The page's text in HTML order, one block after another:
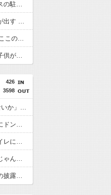
【修羅場】弟を車で迎えに行くときにファミレスの駐車場から飛び出してきた男性を轢いてしまった 轢かれた男は傷だらけで血まみれなのに凄い大声て喚いて暴れまくり…
旦那は零細自営二代目で給料は社長であるウトが出す 結婚3年目位から私への給与支払いが遅れたり減額が増えた その割にウトメは娯楽に興じたりして腹が立ってた → 衝撃の事実が発覚…
彼氏「俺は○×スーパーではＶＩＰ客なんだ」「ここのレストランは俺はお得意様なんだ」私（普通そんなこと言わないよなぁ・・・何の意図が？）彼氏と同棲を始めて衝撃の事実が発覚！
公園でママ友と世間話中。私（あっ！ママ友の子供が着てる子供服、私があげたやつ！でもこちらから言うのもな・・・）ママ友「○○」←もう二度とお下がりはあげないと決めた。
426
3598
Ａ奥「(旦那)さんから、ひとこと言ってもらえないか」私「相談してみる」→ 人がおかしくなった瞬間を目の前で見て...
グレードの高い喫茶室で友人とお母さんの行動にドン引きした。コーヒーシュガーを手のひらにのせて舐めだし...
学校についた途端にひどい吐き気に襲われ、トイレに駆け込み嘔吐。そのまま総合病院に搬送され...
嫁と娘の名前で大喧嘩した。「キラキラネームじゃん！」って言われてイラッときて...
とある宗教を深く信仰する新郎新婦とその一族の披露宴に参列した。すると、新郎新婦と全く関係ないスピーチが続き...